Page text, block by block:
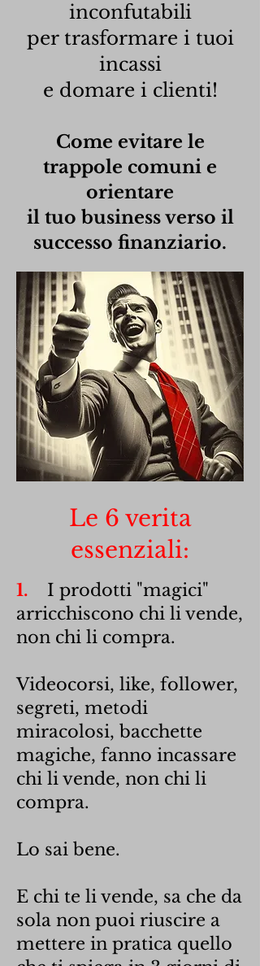
inconfutabili
per trasformare i tuoi
incassi
e domare i clienti!
Come evitare le
trappole comuni e
orientare
il tuo business verso il
successo finanziario.
Le 6 verita
essenziali:
1. I prodotti "magici"
arricchiscono chi li vende,
non chi li compra.
Videocorsi, like, follower,
segreti, metodi
miracolosi, bacchette
magiche, fanno incassare
chi li vende, non chi li
compra.
Lo sai bene.
E chi te li vende, sa che da
sola non puoi riuscire a
mettere in pratica quello